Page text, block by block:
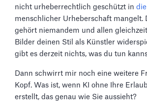
nicht urheberrechtlich geschützt in
menschlicher Urheberschaft mangelt.
gehört niemandem und allen
Bilder deinen Stil als Künstler
gibt es derzeit nichts, was du tun
Dann schwirrt mir noch eine weitere
Kopf. Was ist, wenn KI ohne Ihre
erstellt, das genau wie Sie aussieht?